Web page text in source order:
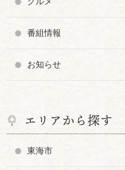
番組情報
お知らせ
エリアから探す
東海市